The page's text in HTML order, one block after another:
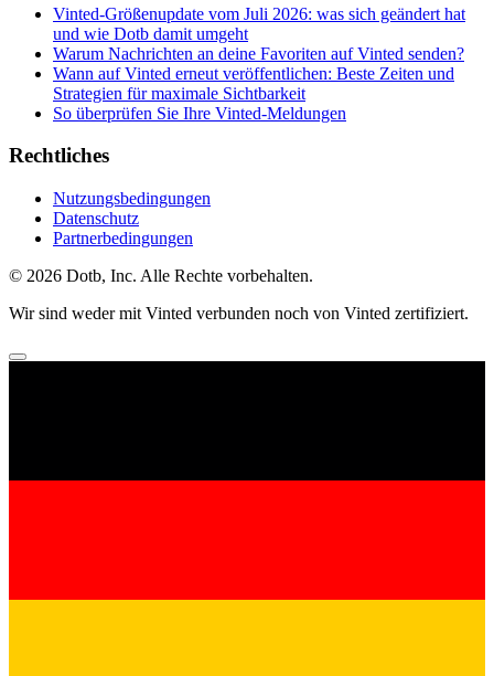
Vinted-Größenupdate vom Juli 2026: was sich geändert hat
und wie Dotb damit umgeht
Warum Nachrichten an deine Favoriten auf Vinted senden?
Wann auf Vinted erneut veröffentlichen: Beste Zeiten und
Strategien für maximale Sichtbarkeit
So überprüfen Sie Ihre Vinted-Meldungen
Rechtliches
Nutzungsbedingungen
Datenschutz
Partnerbedingungen
© 2026 Dotb, Inc. Alle Rechte vorbehalten.
Wir sind weder mit Vinted verbunden noch von Vinted zertifiziert.